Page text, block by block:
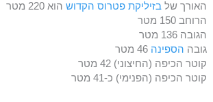
האורך של בזיליקת פטרוס הקדושהוא 220 מטר
הרוחב 150 מטר
הגובה 136 מטר
גובה הספינה
קוטר הכיפה (החיצוני) 42 מטר
קוטר הכיפה (הפנימי) כ-41 מטר